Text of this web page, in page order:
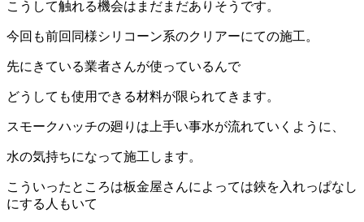
こうして触れる機会はまだまだありそうです。
今回も前回同様シリコーン系のクリアーにての施工。
先にきている業者さんが使っているんで
どうしても使用できる材料が限られてきます。
スモークハッチの廻りは上手い事水が流れていくように、
水の気持ちになって施工します。
こういったところは板金屋さんによっては鋏を入れっぱなし
にする人もいて